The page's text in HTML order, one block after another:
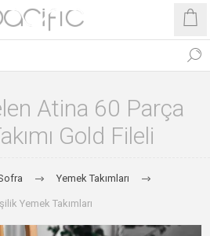
Atina 60 Parça
Gold Fileli
Yemek Takımları
Yemek Takımları